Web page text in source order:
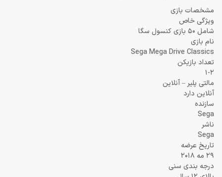
مشخصات بازی
ویژگی خاص
شامل 50 بازی کنسول سگا
نام بازی
Sega Mega Drive Classics
تعداد بازیکن
1-2
مالتی پلیر – آنلاین
آنلاین دارد
سازنده
Sega
ناشر
Sega
تاریخ عرضه
29 مه 2018
درجه بندی سنی